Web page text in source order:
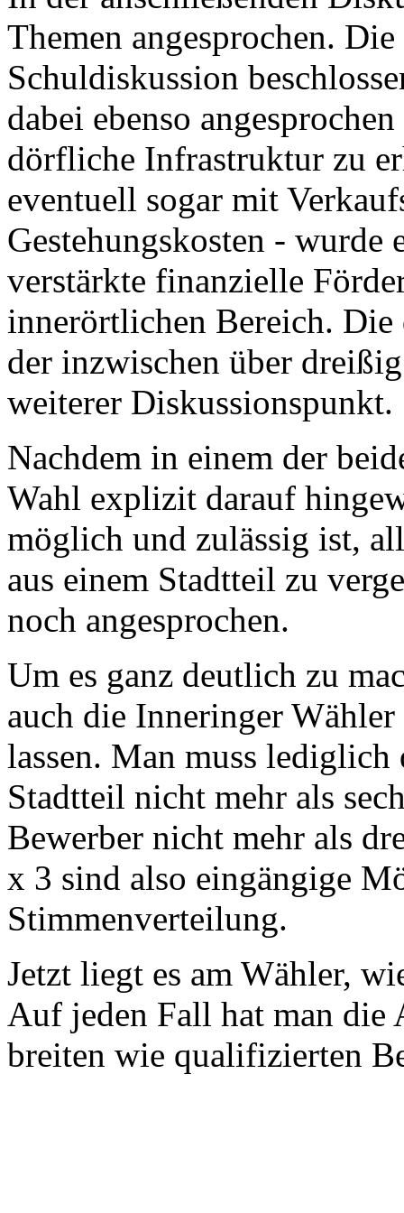
Themen angesprochen.
Schuldiskussion
dabei ebenso
dörfliche Infrastruktur zu
eventuell sogar mit
Gestehungskosten - wurde
verstärkte finanzielle
innerörtlichen Bereich.
der inzwischen über
weiterer Diskussionspunkt.
Nachdem in einem der
Wahl explizit darauf
möglich und zulässig ist,
aus einem Stadtteil zu
noch angesprochen.
Um es ganz deutlich zu
auch die Inneringer
lassen. Man muss lediglich
Stadtteil nicht mehr als
Bewerber nicht mehr als
x 3 sind also eingängige
Stimmenverteilung.
Jetzt liegt es am Wähler,
Auf jeden Fall hat man die
breiten wie qualifizierten